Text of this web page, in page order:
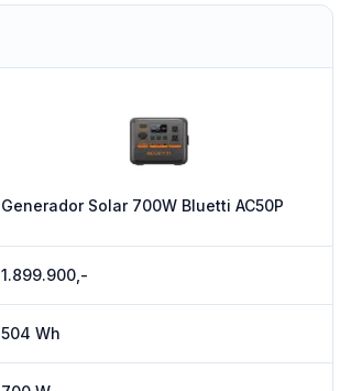
Generador Solar 700W Bluetti AC50P
1.899.900,-
504 Wh